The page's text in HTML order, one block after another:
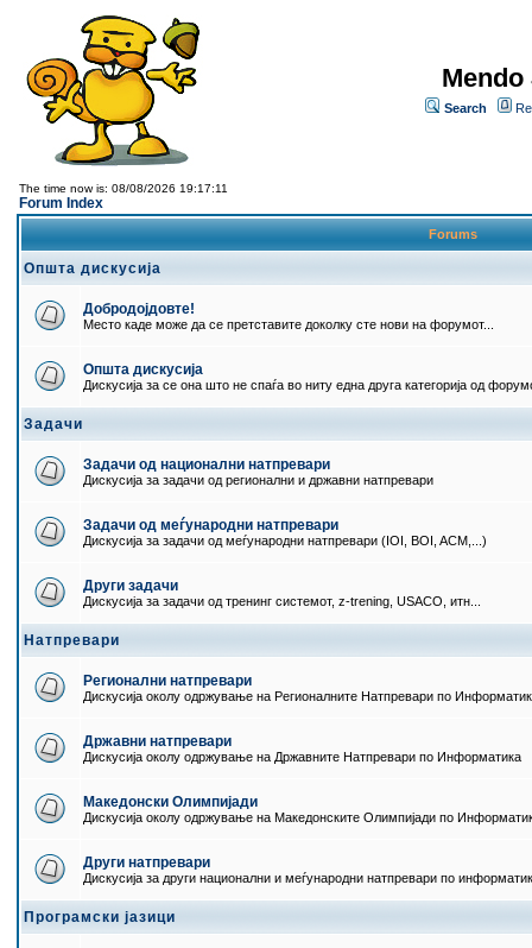
Search
The time now is: 08/08/2026 19:17:11
Forum Index
Forums
Општа дискусија
Добродојдовте!
Место каде може да се претставите доколку сте нови на форумот...
Општа дискусија
Дискусија за се она што не спаѓа во ниту една друга категорија од
Задачи
Задачи од национални натпревари
Дискусија за задачи од регионални и државни натпревари
Задачи од меѓународни натпревари
Дискусија за задачи од меѓународни натпревари (IOI, BOI, ACM,...)
Други задачи
Дискусија за задачи од тренинг системот, z-trening, USACO, итн...
Натпревари
Регионални натпревари
Дискусија околу одржување на Регионалните Натпревари по
Државни натпревари
Дискусија околу одржување на Државните Натпревари по Информатика
Македонски Олимпијади
Дискусија околу одржување на Македонските Олимпијади по
Други натпревари
Дискусија за други национални и меѓународни натпревари по
Програмски јазици